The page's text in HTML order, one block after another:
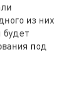
из них
будет
под